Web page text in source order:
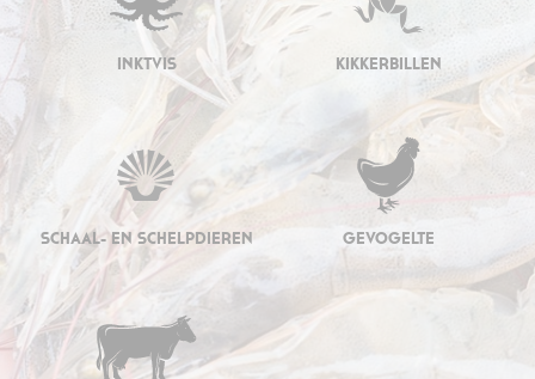
INKTVIS KIKKERBILLEN
SCHAAL- EN SCHELPDIEREN GEVOGELTE